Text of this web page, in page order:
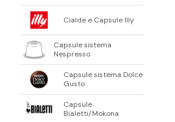
Cialde e Capsule Illy
Capsule sistema
Nespresso
Capsule sistema Dolce
Gusto
Capsule
Bialetti/Mokona